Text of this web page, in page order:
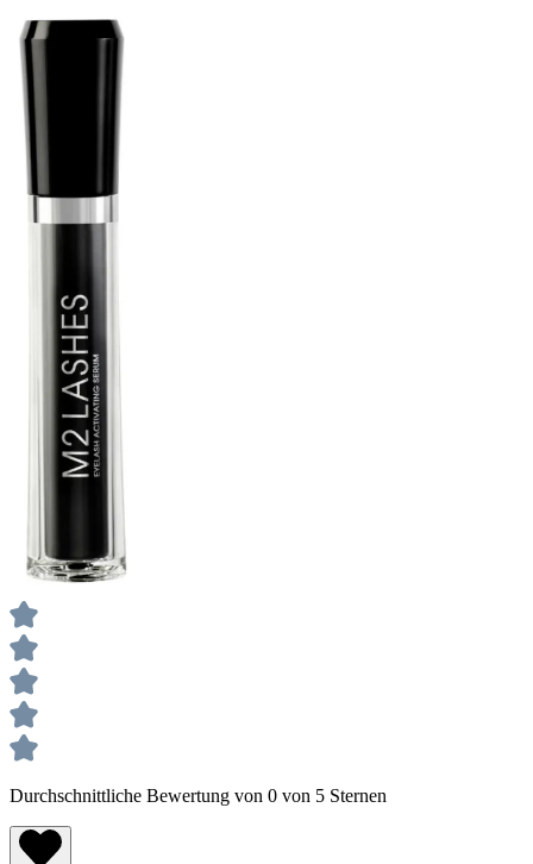
Durchschnittliche Bewertung von 0 von 5 Sternen